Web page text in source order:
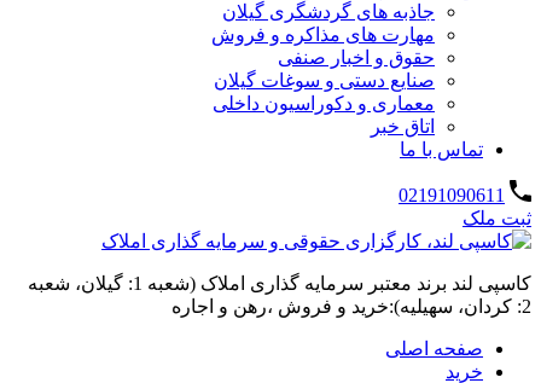
جاذبه های گردشگری گیلان
مهارت های مذاکره و فروش
حقوق و اخبار صنفی
صنایع دستی و سوغات گیلان
معماری و دکوراسیون داخلی
اتاق خبر
تماس با ما
02191090611
ثبت ملک
کاسپی لند برند معتبر سرمایه گذاری املاک (شعبه 1: گیلان، شعبه
2: کردان، سهیلیه):خرید و فروش ،رهن و اجاره
صفحه اصلی
خرید